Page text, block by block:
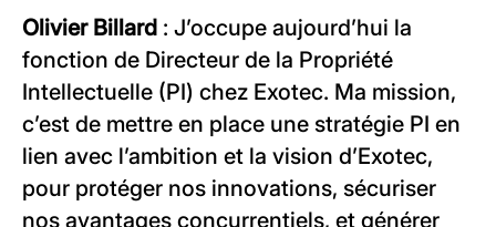
Olivier Billard : J’occupe aujourd’hui la
fonction de Directeur de la Propriété
Intellectuelle (PI) chez Exotec. Ma mission,
c’est de mettre en place une stratégie PI en
lien avec l’ambition et la vision d’Exotec,
pour protéger nos innovations, sécuriser
nos avantages concurrentiels, et générer